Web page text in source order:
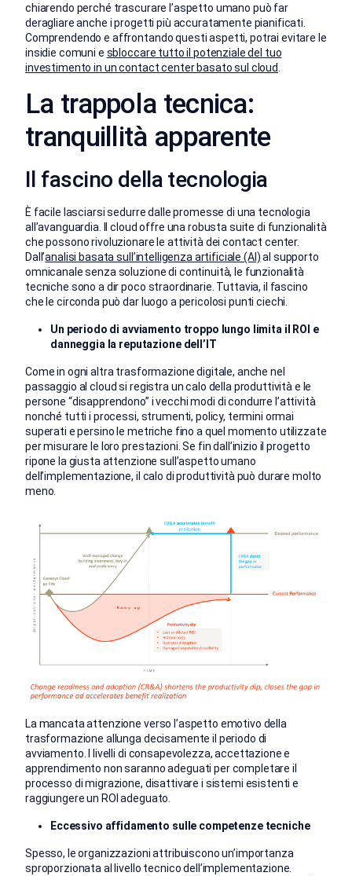
chiarendo perché trascurare l’aspetto umano può far
deragliare anche i progetti più accuratamente pianificati.
Comprendendo e affrontando questi aspetti, potrai evitare le
insidie comuni e sbloccare tutto il potenziale del tuo
investimento in un contact center basato sul cloud
La trappola tecnica:
tranquillità apparente
Il fascino della tecnologia
È facile lasciarsi sedurre dalle promesse di una tecnologia
all’avanguardia. Il cloud offre una robusta suite di funzionalità
che possono rivoluzionare le attività dei contact center.
Dall’analisi basata sull’intelligenza artificiale (AI)al supporto
omnicanale senza soluzione di continuità, le funzionalità
tecniche sono a dir poco straordinarie. Tuttavia, il fascino
che le circonda può dar luogo a pericolosi punti ciechi.
Un periodo di avviamento troppo lungo limita il ROI e
danneggia la reputazione dell’IT
Come in ogni altra trasformazione digitale, anche nel
passaggio al cloud si registra un calo della produttività e le
persone “disapprendono” i vecchi modi di condurre l’attività
nonché tutti i processi, strumenti, policy, termini ormai
superati e persino le metriche fino a quel momento utilizzate
per misurare le loro prestazioni. Se fin dall’inizio il progetto
ripone la giusta attenzione sull’aspetto umano
dell’implementazione, il calo di produttività può durare molto
meno.
La mancata attenzione verso l’aspetto emotivo della
trasformazione allunga decisamente il periodo di
avviamento. I livelli di consapevolezza, accettazione e
apprendimento non saranno adeguati per completare il
processo di migrazione, disattivare i sistemi esistenti e
raggiungere un ROI adeguato.
Eccessivo affidamento sulle competenze tecniche
Spesso, le organizzazioni attribuiscono un’importanza
sproporzionata al livello tecnico dell’implementazione.